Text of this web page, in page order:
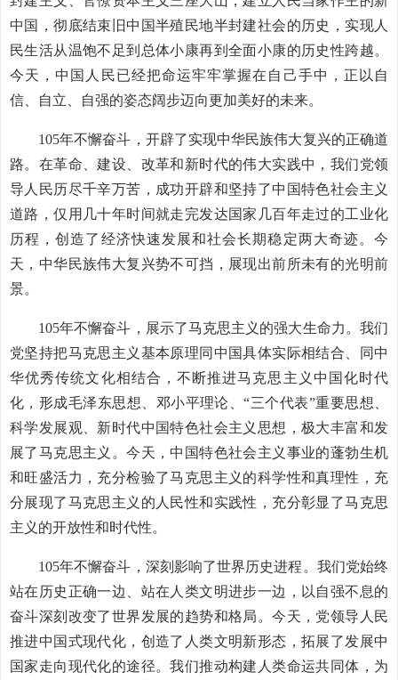
中国，彻底结束旧中国半殖民地半封建社会的历史，实现人
民生活从温饱不足到总体小康再到全面小康的历史性跨越。
今天，中国人民已经把命运牢牢掌握在自己手中，正以自
信、自立、自强的姿态阔步迈向更加美好的未来。
105年不懈奋斗，开辟了实现中华民族伟大复兴的正确道
路。在革命、建设、改革和新时代的伟大实践中，我们党领
导人民历尽千辛万苦，成功开辟和坚持了中国特色社会主义
道路，仅用几十年时间就走完发达国家几百年走过的工业化
历程，创造了经济快速发展和社会长期稳定两大奇迹。今
天，中华民族伟大复兴势不可挡，展现出前所未有的光明前
景。
105年不懈奋斗，展示了马克思主义的强大生命力。我们
党坚持把马克思主义基本原理同中国具体实际相结合、同中
华优秀传统文化相结合，不断推进马克思主义中国化时代
化，形成毛泽东思想、邓小平理论、“三个代表”重要思想、
科学发展观、新时代中国特色社会主义思想，极大丰富和发
展了马克思主义。今天，中国特色社会主义事业的蓬勃生机
和旺盛活力，充分检验了马克思主义的科学性和真理性，充
分展现了马克思主义的人民性和实践性，充分彰显了马克思
主义的开放性和时代性。
105年不懈奋斗，深刻影响了世界历史进程。我们党始终
站在历史正确一边、站在人类文明进步一边，以自强不息的
奋斗深刻改变了世界发展的趋势和格局。今天，党领导人民
推进中国式现代化，创造了人类文明新形态，拓展了发展中
国家走向现代化的途径。我们推动构建人类命运共同体，为